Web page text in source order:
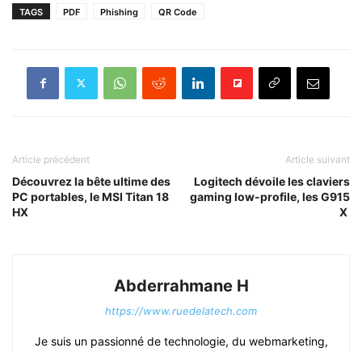
TAGS PDF Phishing QR Code
Article précédent
Découvrez la bête ultime des
PC portables, le MSI Titan 18
HX
Article suivant
Logitech dévoile les claviers
gaming low-profile, les G915
X
Abderrahmane H
https://www.ruedelatech.com
Je suis un passionné de technologie, du webmarketing,